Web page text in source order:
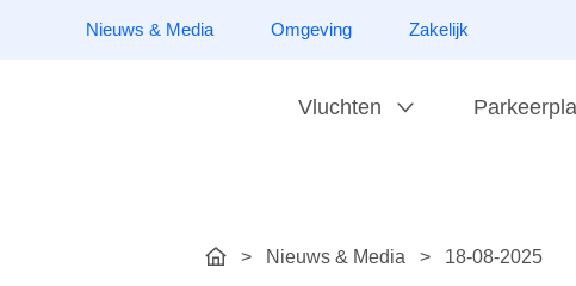
Nieuws & Media Omgeving Zakelijk
Vluchten
> Nieuws & Media > 18-08-2025